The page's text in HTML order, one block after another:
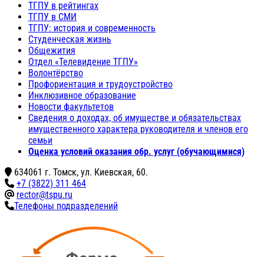
ТГПУ в рейтингах
ТГПУ в СМИ
ТГПУ: история и современность
Студенческая жизнь
Общежития
Отдел «Телевидение ТГПУ»
Волонтёрство
Профориентация и трудоустройство
Инклюзивное образование
Новости факультетов
Сведения о доходах, об имуществе и обязательствах
имущественного характера руководителя и членов его
семьи
Оценка условий оказания обр. услуг (обучающимися)
634061 г. Томск, ул. Киевская, 60.
+7 (3822) 311 464
rector@tspu.ru
Телефоны подразделений